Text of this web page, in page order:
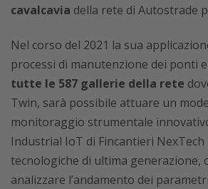
cavalcavia della rete di Autostrade
Nel corso del 2021 la sua
processi di manutenzione dei ponti e
tutte le 587 gallerie della rete
Twin, sarà possibile attuare un
monitoraggio strumentale
Industrial IoT di Fincantieri
tecnologiche di ultima generazione,
analizzare l’andamento dei